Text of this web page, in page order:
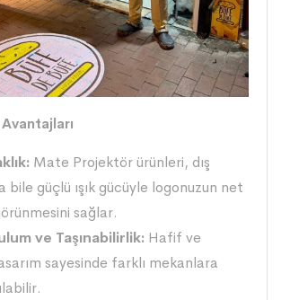
Mate Projektör ürünleri, dış
bile güçlü ışık gücüyle logonuzun net
sağlar.
ve Taşınabilirlik: Hafif ve
sayesinde farklı mekanlara